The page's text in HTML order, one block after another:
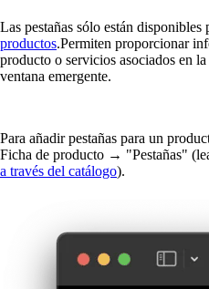
Las pestañas sólo están disponibles
productos.Permiten proporcionar
producto o servicios asociados en
ventana emergente.
Para añadir pestañas para un
Ficha de producto → "Pestañas"
a través del catálogo).